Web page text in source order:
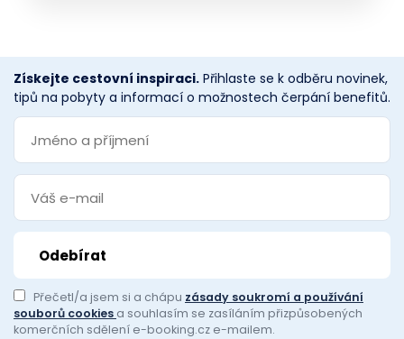
Získejte cestovní inspiraci. Přihlaste se k odběru novinek,
tipů na pobyty a informací o možnostech čerpání benefitů.
Přečetl/a jsem si a chápu zásady soukromí a používání
souborů cookies a souhlasím se zasíláním přizpůsobených
komerčních sdělení e-booking.cz e-mailem.